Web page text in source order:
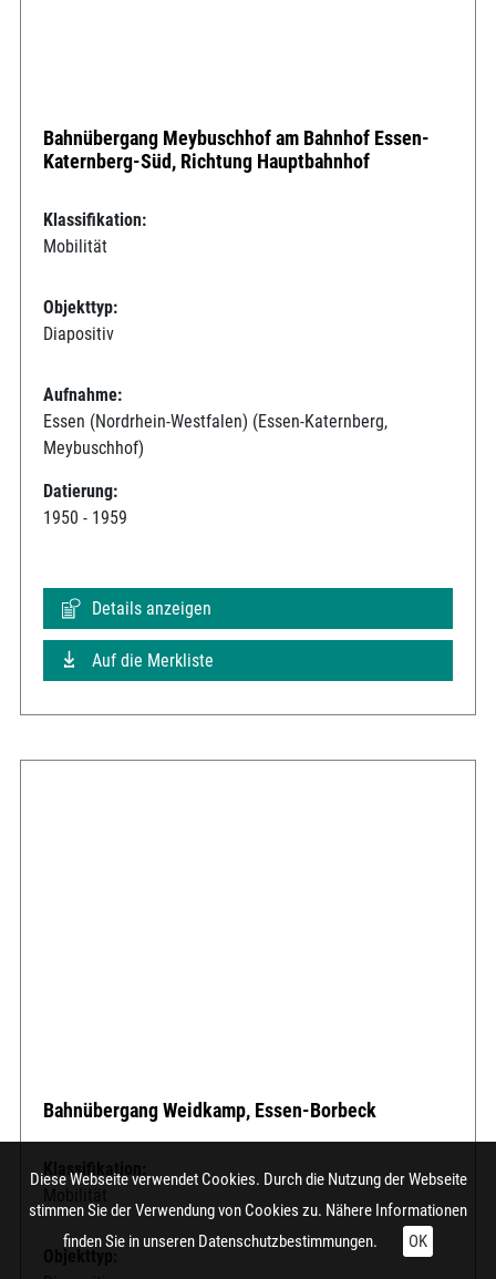
Bahnübergang Meybuschhof am Bahnhof Essen-
Katernberg-Süd, Richtung Hauptbahnhof
Klassifikation:
Mobilität
Objekttyp:
Diapositiv
Aufnahme:
Essen (Nordrhein-Westfalen) (Essen-Katernberg,
Meybuschhof)
Datierung:
1950 - 1959
Details anzeigen
Auf die Merkliste
Bahnübergang Weidkamp, Essen-Borbeck
Klassifikation:
Diese Webseite verwendet Cookies. Durch die Nutzung der Webseite
stimmen Sie der Verwendung von Cookies zu. Nähere Informationen
finden Sie in unseren Datenschutzbestimmungen. OK